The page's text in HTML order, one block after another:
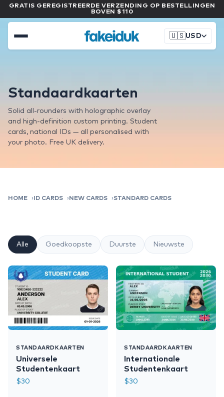
GRATIS GEREGISTREERDE VERZENDING OP BESTELLINGEN
BOVEN $110
🇺🇸USD
Standaardkaarten
Solid all-rounders with holographic overlay
and high-definition custom printing. Student
cards, national IDs — all personalised with
your photo. Free UK delivery.
HOME ID CARDS NEW CARDS STANDARD CARDS
Alle Goedkoopste Duurste Nieuwste
STANDAARDKAARTEN
Universele
Studentenkaart
$30
STANDAARDKAARTEN
Internationale
Studentenkaart
$30